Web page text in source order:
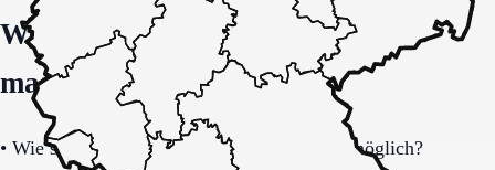
Welche Fragen den Unterschied
machen
• Wie schnell ist eine Aufnahme realistisch möglich?